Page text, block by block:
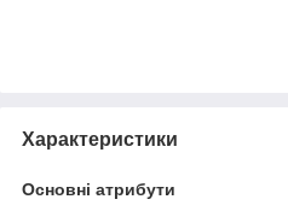
Характеристики
Основні атрибути